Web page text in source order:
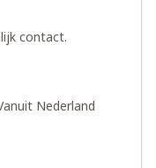
contact.
Nederland